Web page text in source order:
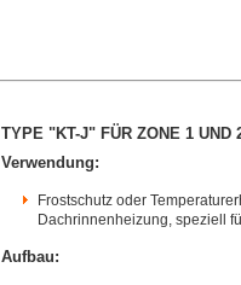
TYPE "KT-J" FÜR ZONE 1 UND
Verwendung:
Frostschutz oder
Dachrinnenheizung, speziell
Aufbau: